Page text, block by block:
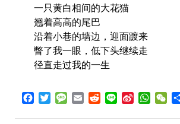
一只黄白相间的大花猫
翘着高高的尾巴
沿着小巷的墙边，迎面踱来
瞥了我一眼，低下头继续走
径直走过我的一生
Facebook
TwitterMessage
EmailReddit
LineSina